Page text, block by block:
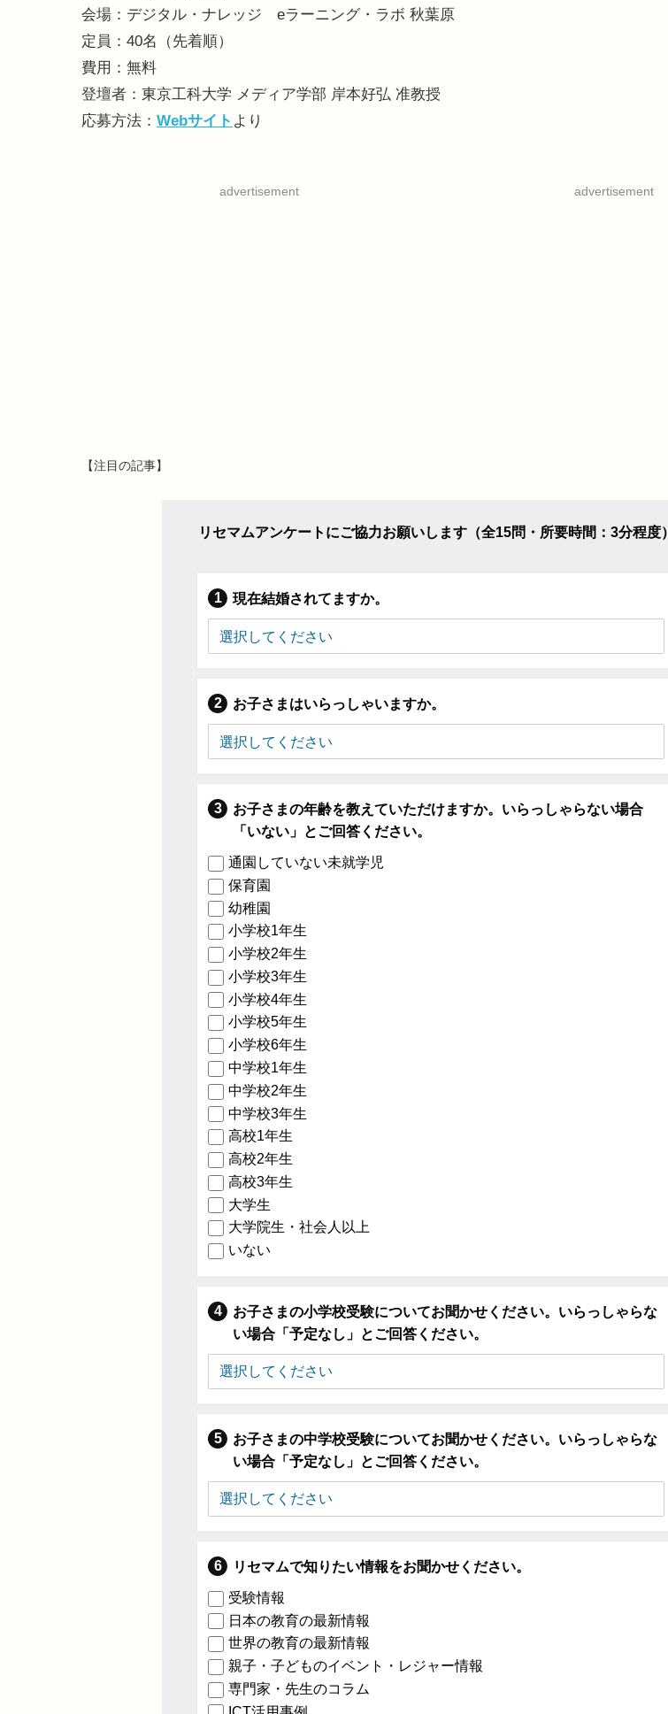
会場：デジタル・ナレッジ eラーニング・ラボ 秋葉原
定員：40名（先着順）
費用：無料
登壇者：東京工科大学 メディア学部 岸本好弘 准教授
応募方法： Webサイト より
advertisement advertisement
【注目の記事】
リセマムアンケートにご協力お願いします（全15問・所要時間：3分程度）
現在結婚されてますか。
お子さまはいらっしゃいますか。
お子さまの年齢を教えていただけますか。いらっしゃらない場合
「いない」とご回答ください。
通園していない未就学児
保育園
幼稚園
小学校1年生
小学校2年生
小学校3年生
小学校4年生
小学校5年生
小学校6年生
中学校1年生
中学校2年生
中学校3年生
高校1年生
高校2年生
高校3年生
大学生
大学院生・社会人以上
いない
お子さまの小学校受験についてお聞かせください。いらっしゃらな
い場合「予定なし」とご回答ください。
お子さまの中学校受験についてお聞かせください。いらっしゃらな
い場合「予定なし」とご回答ください。
リセマムで知りたい情報をお聞かせください。
受験情報
日本の教育の最新情報
世界の教育の最新情報
親子・子どものイベント・レジャー情報
専門家・先生のコラム